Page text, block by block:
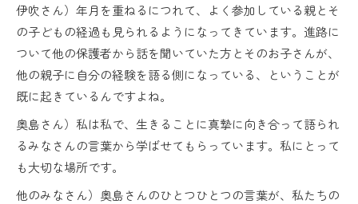
伊吹さん）年月を重ねるにつれて、よく参加している親とそ
の子どもの経過も見られるようになってきています。進路に
ついて他の保護者から話を聞いていた方とそのお子さんが、
他の親子に自分の経験を語る側になっている、ということが
既に起きているんですよね。
奥島さん）私は私で、生きることに真摯に向き合って語られ
るみなさんの言葉から学ばせてもらっています。私にとって
も大切な場所です。
他のみなさん）奥島さんのひとつひとつの言葉が、私たちの